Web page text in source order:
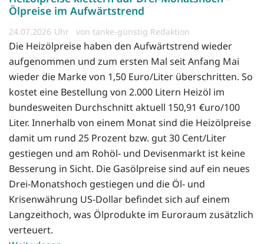
Ölpreise im Aufwärtstrend
24.07.2026 von tanke-günstig Redaktion
Die Heizölpreise haben den Aufwärtstrend wieder
aufgenommen und zum ersten Mal seit Anfang Mai
wieder die Marke von 1,50 Euro/Liter überschritten. So
kostet eine Bestellung von 2.000 Litern Heizöl im
bundesweiten Durchschnitt aktuell 150,91 €uro/100
Liter. Innerhalb von einem Monat sind die Heizölpreise
damit um rund 25 Prozent bzw. gut 30 Cent/Liter
gestiegen und am Rohöl- und Devisenmarkt ist keine
Besserung in Sicht. Die Gasölpreise sind auf ein neues
Drei-Monatshoch gestiegen und die Öl- und
Krisenwährung US-Dollar befindet sich auf einem
Langzeithoch, was Ölprodukte im Euroraum zusätzlich
verteuert.